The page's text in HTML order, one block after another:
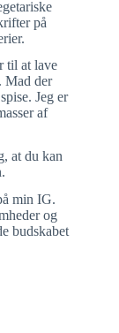
på
til at lave
Mad der
Jeg er
af
at du kan
min IG.
og
budskabet